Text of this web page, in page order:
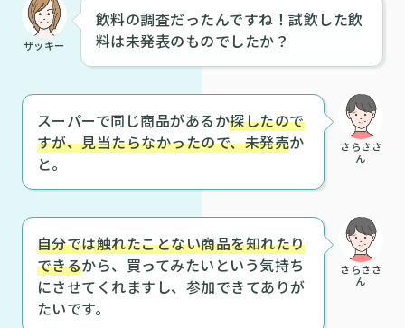
ザッキー
飲料の調査だったんですね！試飲した飲
料は未発表のものでしたか？
さらささ
ん
スーパーで同じ商品があるか探したので
すが、見当たらなかったので、未発売か
と。
さらささ
ん
自分では触れたことない商品を知れたり
できるから、買ってみたいという気持ち
にさせてくれますし、参加できてありが
たいです。